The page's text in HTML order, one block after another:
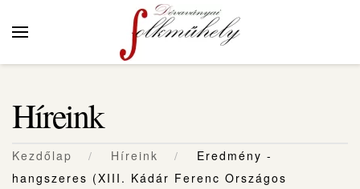
Skip to main content
Híreink
Kezdőlap Híreink
Eredmény -
hangszeres (XIII. Kádár Ferenc Országos